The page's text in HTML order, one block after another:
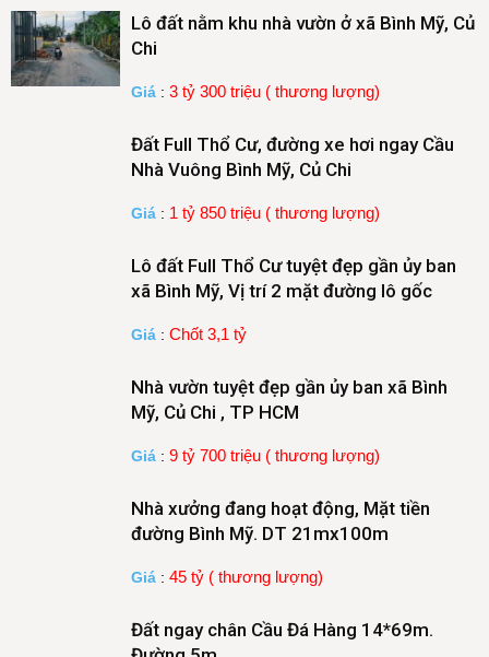
Lô đất nằm khu nhà vườn ở xã Bình Mỹ, Củ
Chi
Giá : 3 tỷ 300 triệu ( thương lượng)
Đất Full Thổ Cư, đường xe hơi ngay Cầu
Nhà Vuông Bình Mỹ, Củ Chi
Giá : 1 tỷ 850 triệu ( thương lượng)
Lô đất Full Thổ Cư tuyệt đẹp gần ủy ban
xã Bình Mỹ, Vị trí 2 mặt đường lô gốc
Giá : Chốt 3,1 tỷ
Nhà vườn tuyệt đẹp gần ủy ban xã Bình
Mỹ, Củ Chi , TP HCM
Giá : 9 tỷ 700 triệu ( thương lượng)
Nhà xưởng đang hoạt động, Mặt tiền
đường Bình Mỹ. DT 21mx100m
Giá : 45 tỷ ( thương lượng)
Đất ngay chân Cầu Đá Hàng 14*69m.